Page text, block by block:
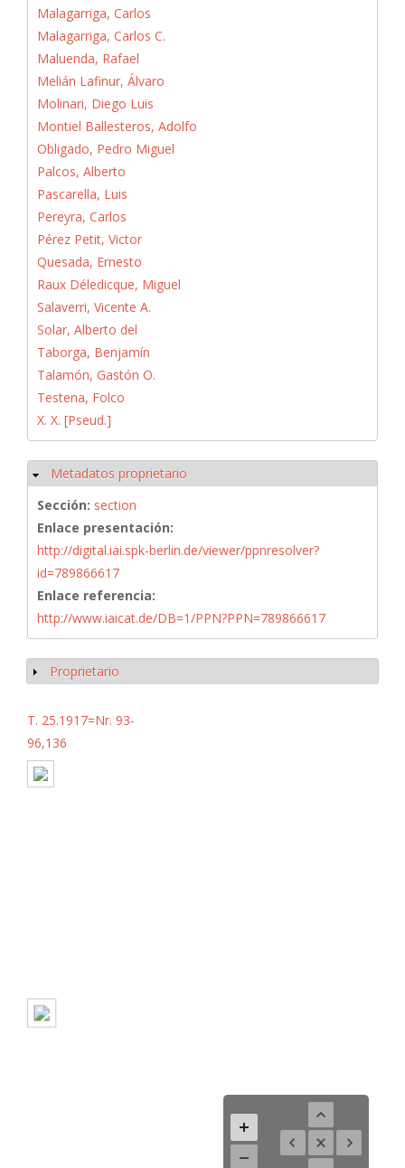
Malagarriga, Carlos
Malagarriga, Carlos C.
Maluenda, Rafael
Melián Lafinur, Álvaro
Molinari, Diego Luis
Montiel Ballesteros, Adolfo
Obligado, Pedro Miguel
Palcos, Alberto
Pascarella, Luis
Pereyra, Carlos
Pérez Petit, Victor
Quesada, Ernesto
Raux Déledicque, Miguel
Salaverri, Vicente A.
Solar, Alberto del
Taborga, Benjamín
Talamón, Gastón O.
Testena, Folco
X. X. [Pseud.]
Ocultar
Metadatos proprietario
Sección: section
Enlace presentación:
http://digital.iai.spk-berlin.de/viewer/ppnresolver?
id=789866617
Enlace referencia:
http://www.iaicat.de/DB=1/PPN?PPN=789866617
Mostrar
Proprietario
T. 25.1917=Nr. 93-
96,136